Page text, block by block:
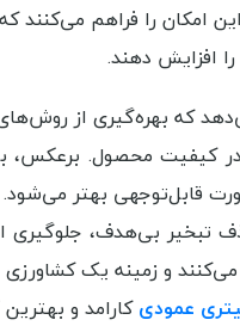
امکان را فراهم می‌کنند
افزایش دهند.
که بهره‌گیری از
کیفیت محصول. برعکس، به
قابل‌توجهی بهتر می‌شود.
تبخیر بی‌هدف، جلوگیری
می‌کنند و زمینه یک
کارامد و